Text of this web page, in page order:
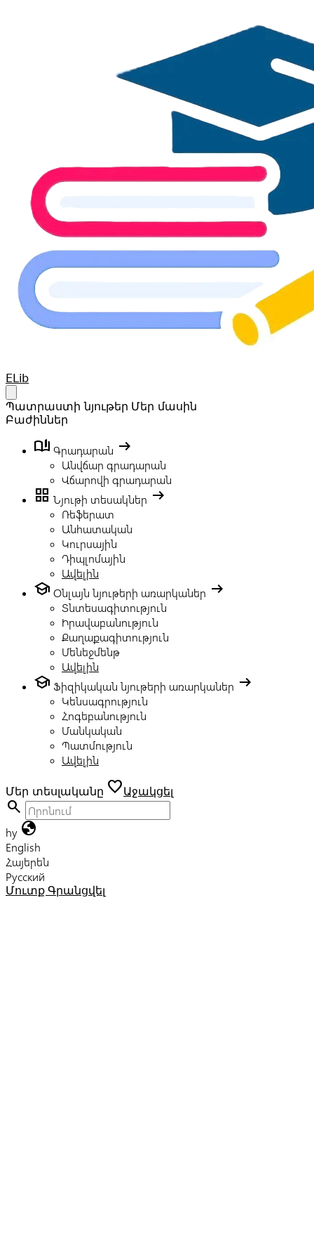
Your Company
ELib
Պատրաստի նյութեր Մեր մասին
Բաժիններ
book_ribbon Գրադարան arrow_right_alt
Անվճար գրադարան
Վճարովի գրադարան
grid_view Նյութի տեսակներ arrow_right_alt
Ռեֆերատ
Անհատական
Կուրսային
Դիպլոմային
Ավելին
school Օնլայն նյութերի առարկաներ arrow_right_alt
Տնտեսագիտություն
Իրավաբանություն
Քաղաքագիտություն
Մենեջմենթ
Ավելին
school Ֆիզիկական նյութերի առարկաներ arrow_right_alt
Կենսագրություն
Հոգեբանություն
Մանկական
Պատմություն
Ավելին
Մեր տեսլականը favoriteԱջակցել
search
hy globe
English
Հայերեն
Русский
Մուտք Գրանցվել